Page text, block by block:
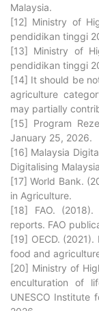
Malaysia.
[12] Ministry of
pendidikan tinggi
[13] Ministry of
pendidikan tinggi
[14] It should be
agriculture
may partially
[15] Program
January 25, 2026.
[16] Malaysia
Digitalising
[17] World Bank.
in Agriculture.
[18] FAO.
reports. FAO
[19] OECD.
food and
[20] Ministry of
enculturation of
UNESCO Institute